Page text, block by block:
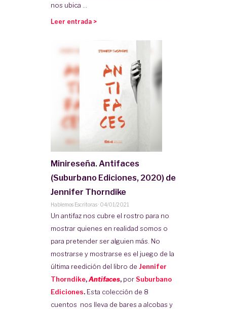
nos ubica ...
Leer entrada >
Minireseña. Antifaces
(Suburbano Ediciones, 2020) de
Jennifer Thorndike
Hablemos Escritoras· 04/01/2021
Un antifaz nos cubre el rostro para no
mostrar quienes en realidad somos o
para pretender ser alguien más. No
mostrarse y mostrarse es el juego de la
última reedición del libro de Jennifer
Thorndike,Antifaces,porSuburbano
Ediciones. Esta colección de 8
cuentos nos lleva de bares a alcobas y